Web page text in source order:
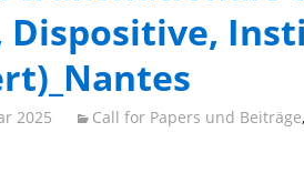
2025 Call for Papers und Beiträge,